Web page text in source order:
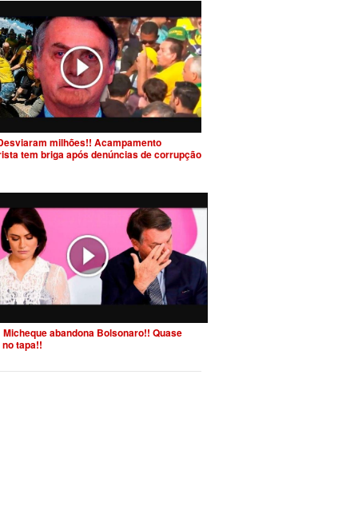
milhões!! Acampamento
tem briga após denúncias de corrupção
Micheque abandona Bolsonaro!! Quase
tapa!!